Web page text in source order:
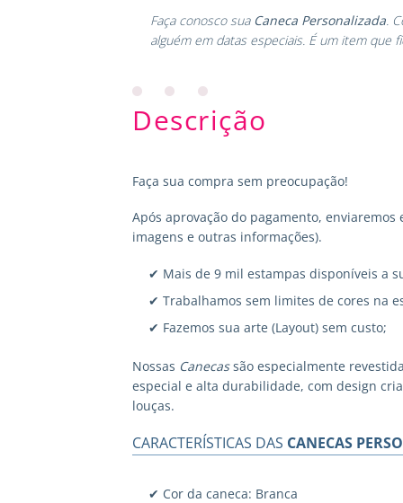
Faça conosco sua Caneca Personalizada.
alguém em datas especiais. É um item que
Descrição
Faça sua compra sem preocupação!
Após aprovação do pagamento,
imagens e outras informações).
✔ Mais de 9 mil estampas disponíveis a
✔ Trabalhamos sem limites de cores na
✔ Fazemos sua arte (Layout) sem custo;
Nossas Canecassão especialmente
especial e alta durabilidade, com design
louças.
CARACTERÍSTICAS DAS CANECAS
✔ Cor da caneca: Branca